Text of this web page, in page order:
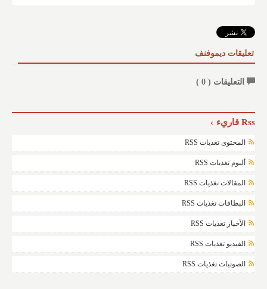
تعليقات ديموفنف
التعليقات ( 0
)
Rss قاريء
المحتوى تغذيات RSS
ألبوم تغذيات RSS
المقالات تغذيات RSS
البطاقات تغذيات RSS
الأخبار تغذيات RSS
الفيديو تغذيات RSS
الصوتيات تغذيات RSS